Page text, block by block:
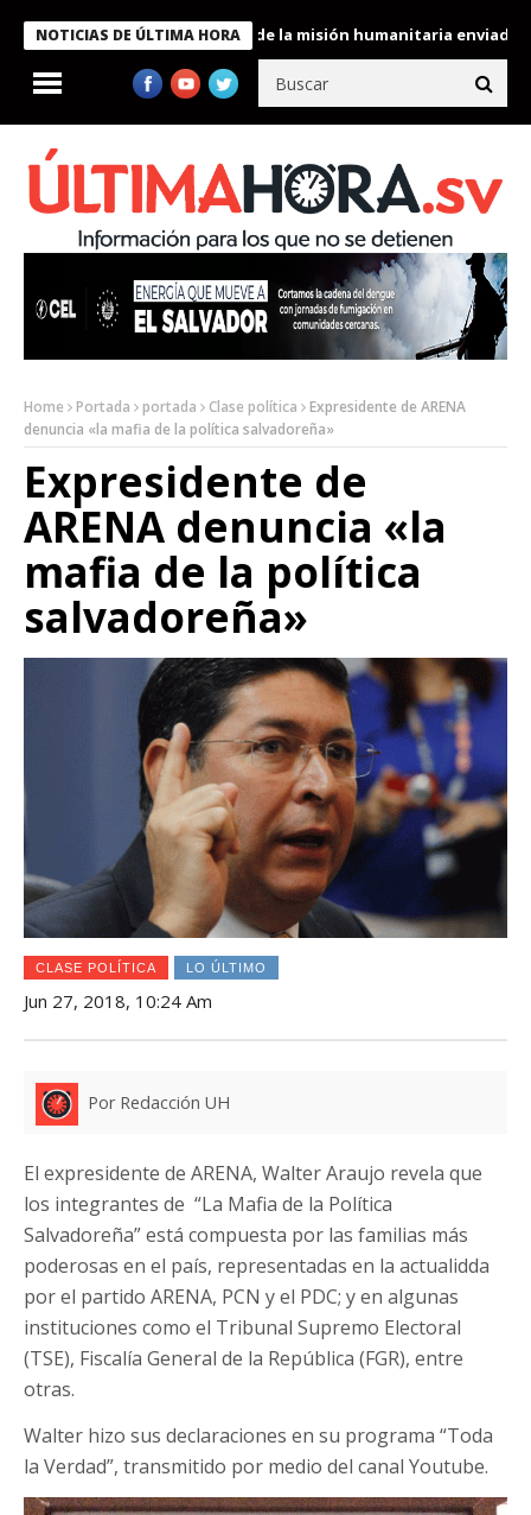
NOTICIAS DE ÚLTIMA HORA
condecora a miembros de la misión humanitaria enviada a
Home Portada portada Clase política
Expresidente de ARENA
denuncia «la mafia de la política salvadoreña»
Expresidente de
ARENA denuncia «la
mafia de la política
salvadoreña»
CLASE POLÍTICA LO ÚLTIMO
Jun 27, 2018, 10:24 Am
Por Redacción UH
El expresidente de ARENA, Walter Araujo revela que
los integrantes de “La Mafia de la Política
Salvadoreña” está compuesta por las familias más
poderosas en el país, representadas en la actualidda
por el partido ARENA, PCN y el PDC; y en algunas
instituciones como el Tribunal Supremo Electoral
(TSE), Fiscalía General de la República (FGR), entre
otras.
Walter hizo sus declaraciones en su programa “Toda
la Verdad”, transmitido por medio del canal Youtube.